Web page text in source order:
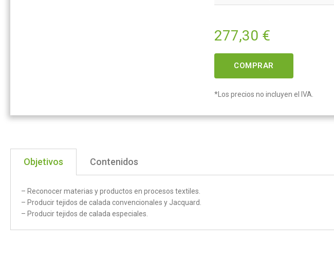
277,30 €
COMPRAR
*Los precios no incluyen el IVA.
Objetivos Contenidos
– Reconocer materias y productos en procesos textiles.
– Producir tejidos de calada convencionales y Jacquard.
– Producir tejidos de calada especiales.